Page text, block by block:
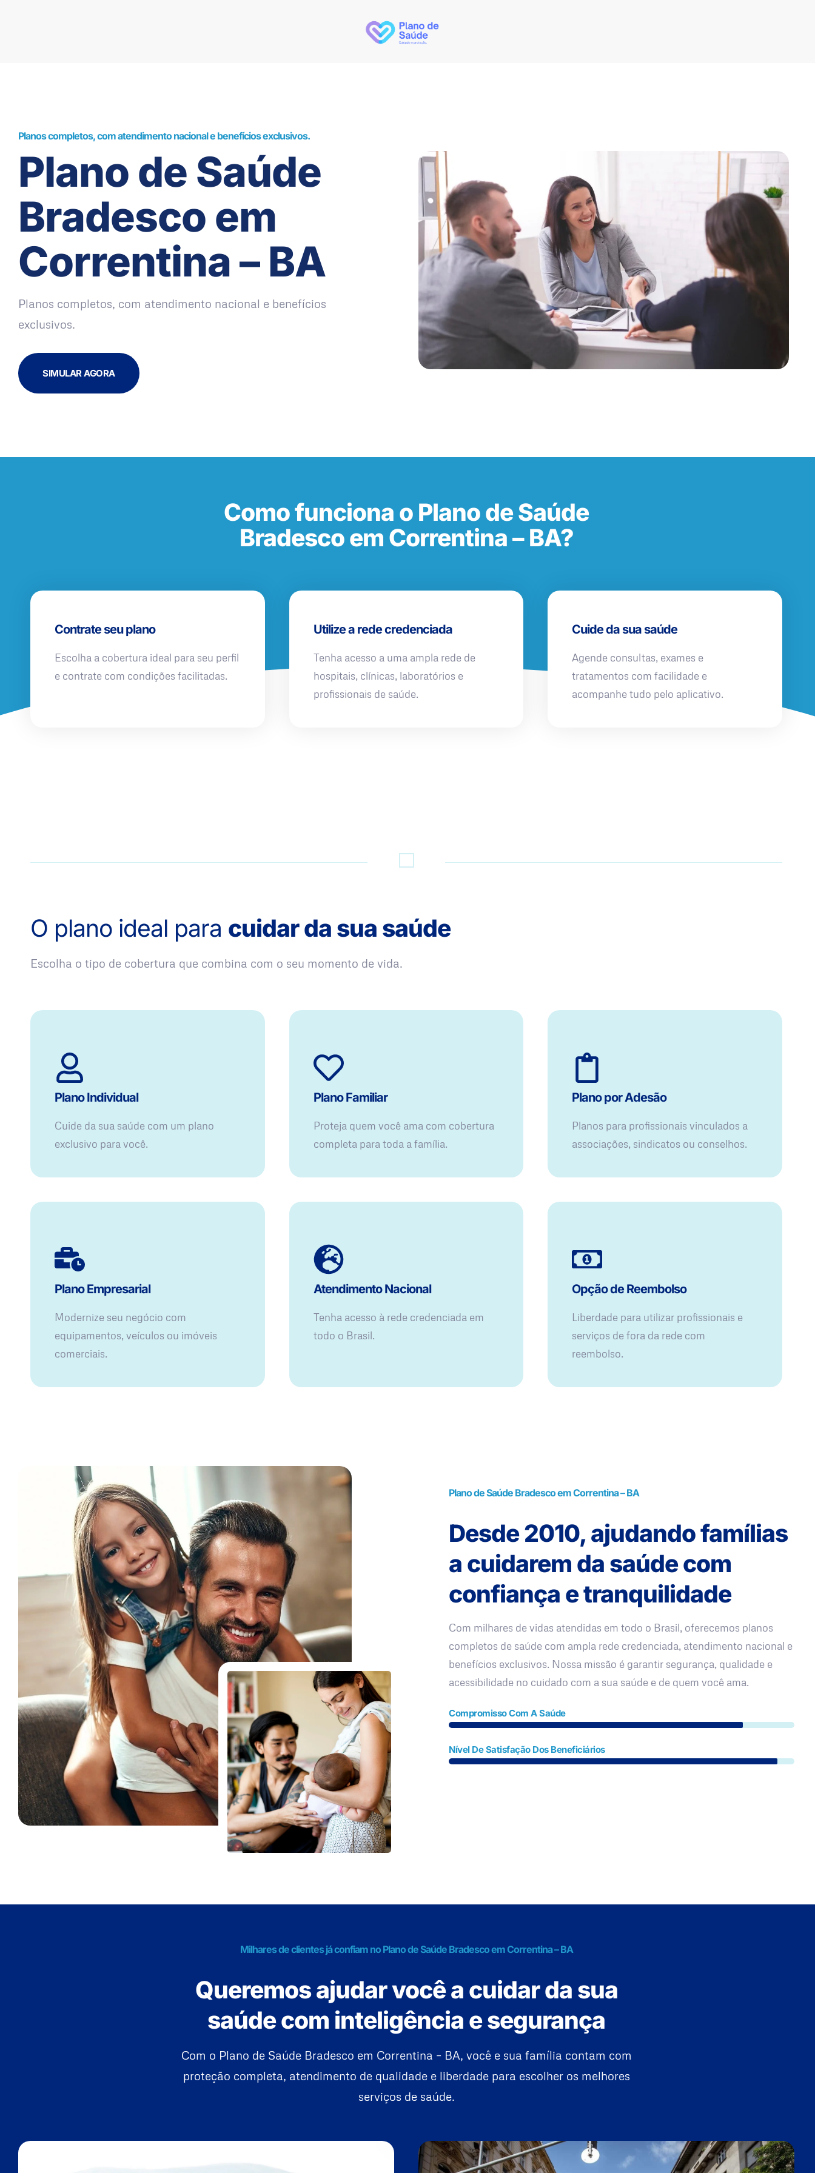
Planos completos, com atendimento nacional e benefícios exclusivos.
Plano de Saúde
Bradesco em
Correntina – BA
Planos completos, com atendimento nacional e benefícios
exclusivos.
SIMULAR AGORA
Como funciona o Plano de Saúde
Bradesco em Correntina – BA?
Contrate seu plano
Escolha a cobertura ideal para seu perfil
e contrate com condições facilitadas.
Utilize a rede credenciada
Tenha acesso a uma ampla rede de
hospitais, clínicas, laboratórios e
profissionais de saúde.
Cuide da sua saúde
Agende consultas, exames e
tratamentos com facilidade e
acompanhe tudo pelo aplicativo.
O plano ideal para cuidar da sua saúde
Escolha o tipo de cobertura que combina com o seu momento de vida.
Plano Individual
Cuide da sua saúde com um plano
exclusivo para você.
Plano Familiar
Proteja quem você ama com cobertura
completa para toda a família.
Plano por Adesão
Planos para profissionais vinculados a
associações, sindicatos ou conselhos.
Plano Empresarial
Modernize seu negócio com
equipamentos, veículos ou imóveis
comerciais.
Atendimento Nacional
Tenha acesso à rede credenciada em
todo o Brasil.
Opção de Reembolso
Liberdade para utilizar profissionais e
serviços de fora da rede com
reembolso.
Plano de Saúde Bradesco em Correntina – BA
Desde 2010, ajudando famílias
a cuidarem da saúde com
confiança e tranquilidade
Com milhares de vidas atendidas em todo o Brasil, oferecemos planos
completos de saúde com ampla rede credenciada, atendimento nacional e
benefícios exclusivos. Nossa missão é garantir segurança, qualidade e
acessibilidade no cuidado com a sua saúde e de quem você ama.
Compromisso Com A Saúde
Nível De Satisfação Dos Beneficiários
Milhares de clientes já confiam no Plano de Saúde Bradesco em Correntina – BA
Queremos ajudar você a cuidar da sua
saúde com inteligência e segurança
Com o Plano de Saúde Bradesco em Correntina – BA, você e sua família contam com
proteção completa, atendimento de qualidade e liberdade para escolher os melhores
serviços de saúde.